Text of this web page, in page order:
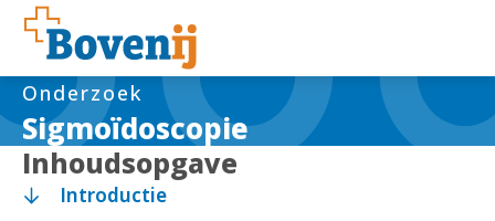
Sigmoïdoscopie
Onderzoek
Inhoudsopgave
Introductie